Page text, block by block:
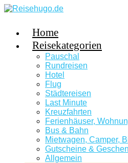
Home
Reisekategorien
Pauschal
Rundreisen
Hotel
Flug
Städtereisen
Last Minute
Kreuzfahrten
Ferienhäuser,
Bus & Bahn
Mietwagen, Camper,
Gutscheine &
Allgemein